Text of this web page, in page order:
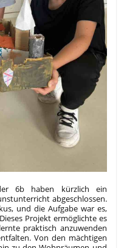
6b haben kürzlich ein
abgeschlossen.
und die Aufgabe war es,
Projekt ermöglichte es
praktisch anzuwenden
Von den mächtigen